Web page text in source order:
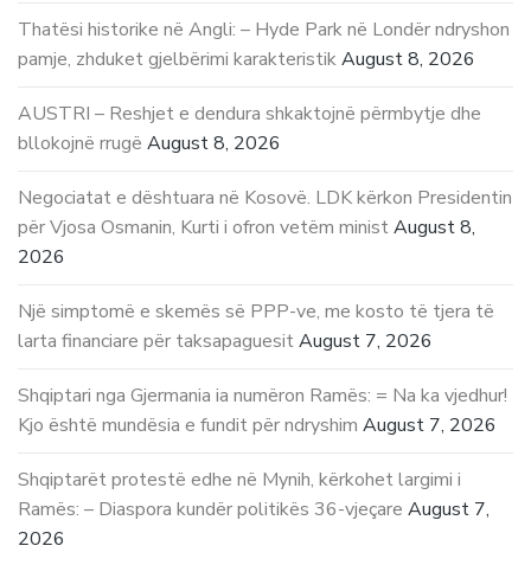
Thatësi historike në Angli: – Hyde Park në Londër ndryshon
pamje, zhduket gjelbërimi karakteristikAugust 8, 2026
AUSTRI – Reshjet e dendura shkaktojnë përmbytje dhe
bllokojnë rrugë August 8, 2026
Negociatat e dështuara në Kosovë. LDK kërkon Presidentin
për Vjosa Osmanin, Kurti i ofron vetëm ministAugust 8,
2026
Një simptomë e skemës së PPP-ve, me kosto të tjera të
larta financiare për taksapaguesitAugust 7, 2026
Shqiptari nga Gjermania ia numëron Ramës: = Na ka vjedhur!
Kjo është mundësia e fundit për ndryshim August 7, 2026
Shqiptarët protestë edhe në Mynih, kërkohet largimi i
Ramës: – Diaspora kundër politikës 36-vjeçare August 7,
2026